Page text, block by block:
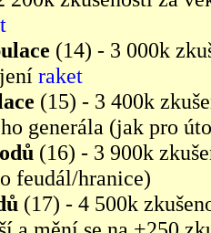
(14) - 3 000k
raket
(15) - 3 400k
generála (jak pro
(16) - 3 900k
feudál/hranice)
(17) - 4 500k